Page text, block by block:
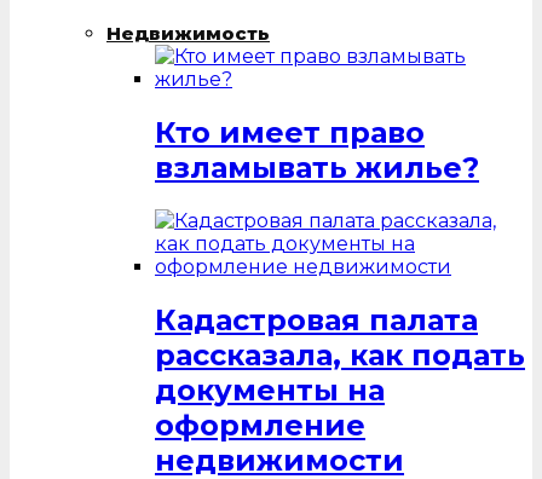
Недвижимость
Кто имеет право
взламывать жилье?
Кадастровая палата
рассказала, как подать
документы на
оформление
недвижимости